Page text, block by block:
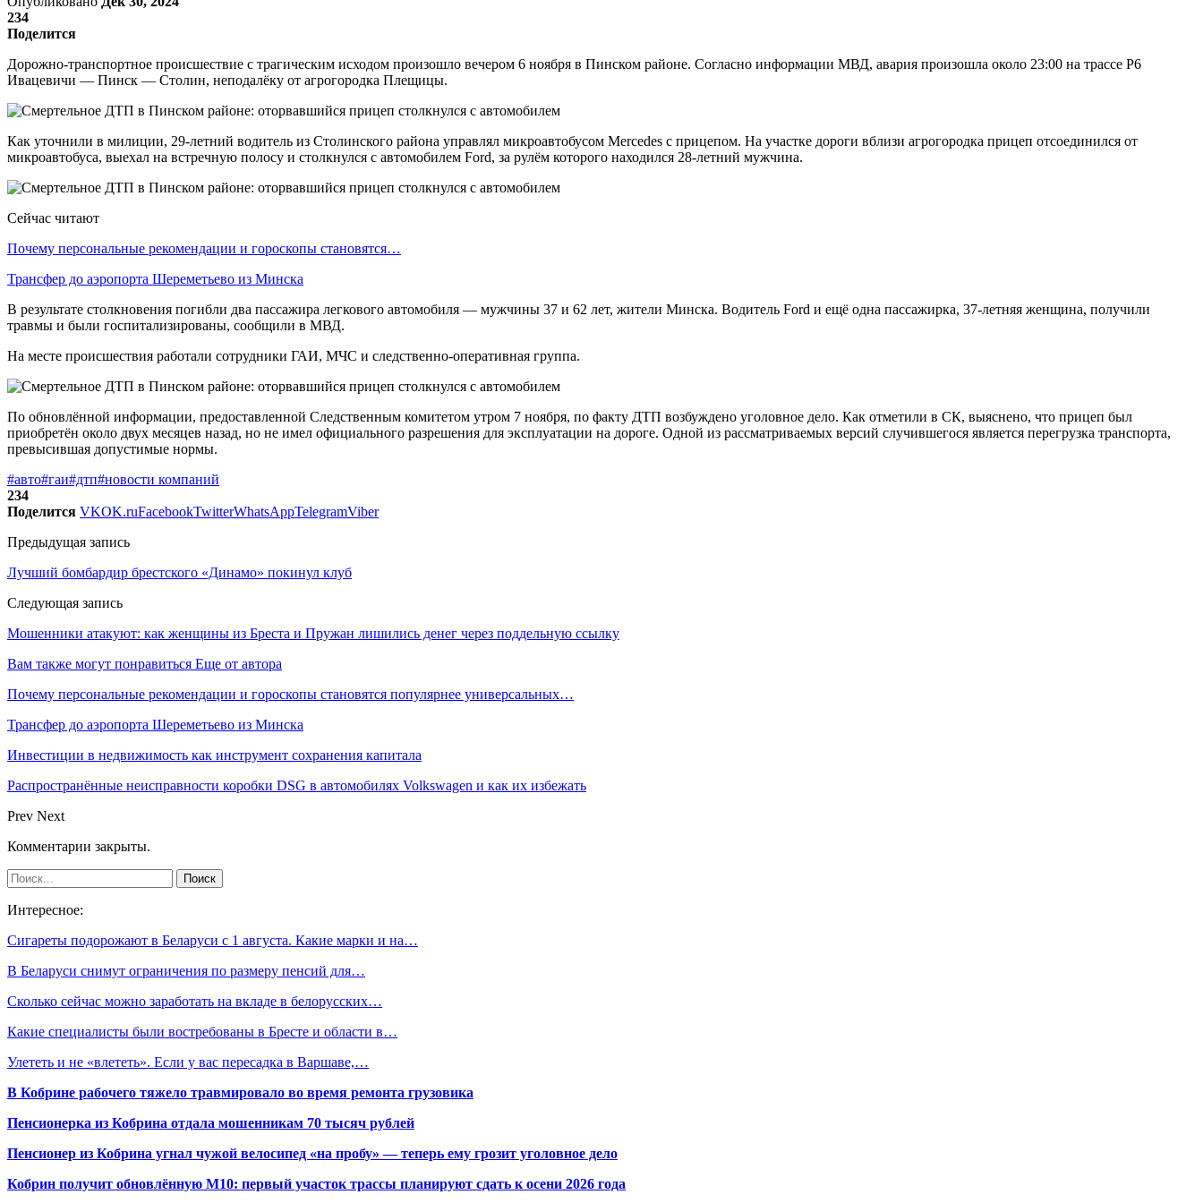
234
Поделится
Дорожно-транспортное происшествие с трагическим исходом произошло вечером 6 ноября в Пинском районе. Согласно информации МВД, авария произошла около 23:00 на трассе Р6
Ивацевичи — Пинск — Столин, неподалёку от агрогородка Плещицы.
Как уточнили в милиции, 29-летний водитель из Столинского района управлял микроавтобусом Mercedes с прицепом. На участке дороги вблизи агрогородка прицеп отсоединился от
микроавтобуса, выехал на встречную полосу и столкнулся с автомобилем Ford, за рулём которого находился 28-летний мужчина.
Сейчас читают
Почему персональные рекомендации и гороскопы становятся…
Трансфер до аэропорта Шереметьево из Минска
В результате столкновения погибли два пассажира легкового автомобиля — мужчины 37 и 62 лет, жители Минска. Водитель Ford и ещё одна пассажирка, 37-летняя женщина, получили
травмы и были госпитализированы, сообщили в МВД.
На месте происшествия работали сотрудники ГАИ, МЧС и следственно-оперативная группа.
По обновлённой информации, предоставленной Следственным комитетом утром 7 ноября, по факту ДТП возбуждено уголовное дело. Как отметили в СК, выяснено, что прицеп был
приобретён около двух месяцев назад, но не имел официального разрешения для эксплуатации на дороге. Одной из рассматриваемых версий случившегося является перегрузка транспорта,
превысившая допустимые нормы.
#авто#гаи#дтп#новости компаний
234
Поделится VKOK.ruFacebookTwitterWhatsAppTelegramViber
Предыдущая запись
Лучший бомбардир брестского «Динамо» покинул клуб
Следующая запись
Мошенники атакуют: как женщины из Бреста и Пружан лишились денег через поддельную ссылку
Вам также могут понравиться Еще от автора
Почему персональные рекомендации и гороскопы становятся популярнее универсальных…
Трансфер до аэропорта Шереметьево из Минска
Инвестиции в недвижимость как инструмент сохранения капитала
Распространённые неисправности коробки DSG в автомобилях Volkswagen и как их избежать
Prev Next
Комментарии закрыты.
Интересное:
Сигареты подорожают в Беларуси с 1 августа. Какие марки и на…
В Беларуси снимут ограничения по размеру пенсий для…
Сколько сейчас можно заработать на вкладе в белорусских…
Какие специалисты были востребованы в Бресте и области в…
Улететь и не «влететь». Если у вас пересадка в Варшаве,…
В Кобрине рабочего тяжело травмировало во время ремонта грузовика
Пенсионерка из Кобрина отдала мошенникам 70 тысяч рублей
Пенсионер из Кобрина угнал чужой велосипед «на пробу» — теперь ему грозит уголовное дело
Кобрин получит обновлённую М10: первый участок трассы планируют сдать к осени 2026 года